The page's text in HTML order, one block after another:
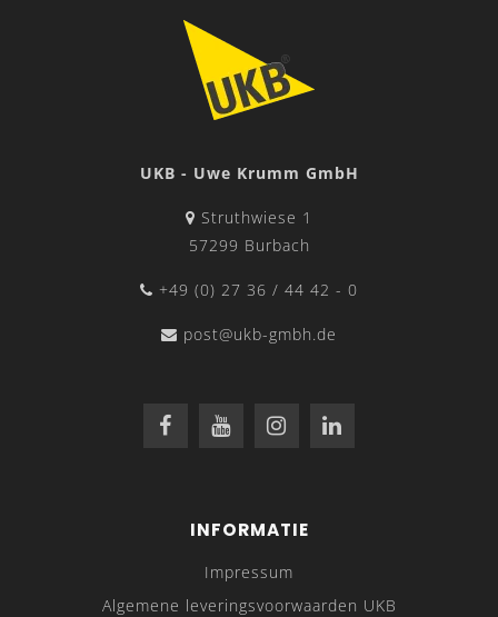
UKB - Uwe Krumm GmbH
Struthwiese 1
57299 Burbach
+49 (0) 27 36 / 44 42 - 0
post@ukb-gmbh.de
INFORMATIE
Impressum
Algemene leveringsvoorwaarden UKB